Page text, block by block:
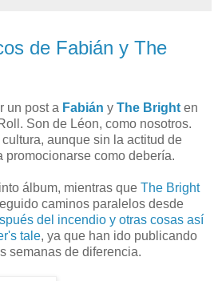
de Fabián y The
un post a Fabián y The Bright en
Son de Léon, como nosotros.
aunque sin la actitud de
promocionarse como debería.
álbum, mientras que The Bright
caminos paralelos desde
del incendio y otras cosas así
tale, ya que han ido publicando
semanas de diferencia.